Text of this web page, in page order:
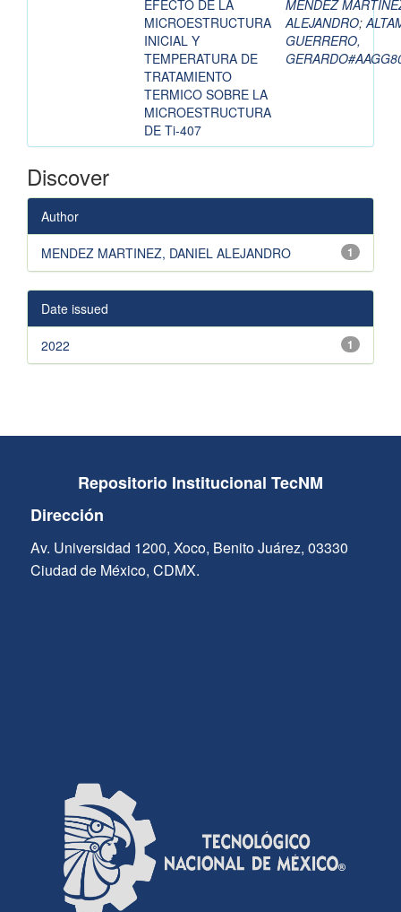
EFECTO DE LA
MICROESTRUCTURA
INICIAL Y
TEMPERATURA DE
TRATAMIENTO
TERMICO SOBRE LA
MICROESTRUCTURA
DE Ti-407
MENDEZ
ALEJANDRO;
GUERRERO,
Discover
Author
1
MENDEZ MARTINEZ, DANIEL ALEJANDRO
Date issued
1
2022
Repositorio Institucional TecNM
Dirección
Av. Universidad 1200, Xoco, Benito Juárez, 03330
Ciudad de México, CDMX.